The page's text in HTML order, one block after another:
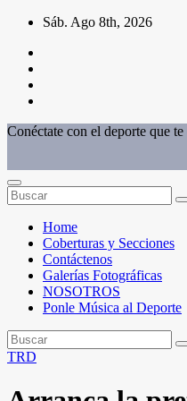
Saltar
contenido
Sáb. Ago 8th, 2026
Conéctate con el deporte que
Home
Coberturas y Secciones
Contáctenos
Galerías Fotográficas
NOSOTROS
Ponle Música al Deporte
TRD